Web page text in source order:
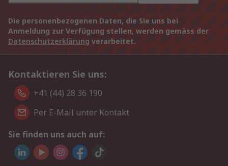
Die personenbezogenen Daten, die Sie uns bei
Anmeldung zur Verfügung stellen, werden gemäss der
Datenschutzerklärung verarbeitet.
Kontaktieren Sie uns:
+41 (44) 28 36 190
Per E-Mail unter Kontakt
Sie finden uns auch auf: